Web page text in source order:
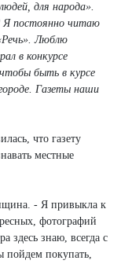
для народа».
Я постоянно читаю
Люблю
в конкурсе
быть в курсе
Газеты наши
что газету
местные
- Я привыкла к
фотографий
здесь знаю, всегда с
пойдем покупать,